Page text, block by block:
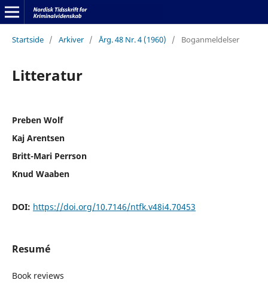
Startside / Arkiver / Årg. 48 Nr. 4 (1960) / Boganmeldelser
Litteratur
Preben Wolf
Kaj Arentsen
Britt-Mari Perrson
Knud Waaben
DOI: https://doi.org/10.7146/ntfk.v48i4.70453
Resumé
Book reviews